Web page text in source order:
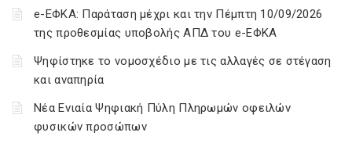
e-ΕΦΚΑ: Παράταση μέχρι και την Πέμπτη 10/09/2026
της προθεσμίας υποβολής ΑΠΔ του e-ΕΦΚΑ
Ψηφίστηκε το νομοσχέδιο με τις αλλαγές σε στέγαση
και αναπηρία
Νέα Ενιαία Ψηφιακή Πύλη Πληρωμών οφειλών
φυσικών προσώπων